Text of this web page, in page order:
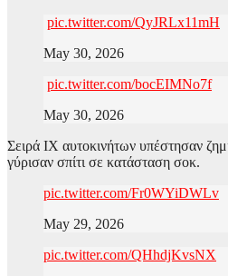
pic.twitter.com/QyJRLx11mH
May 30, 2026
pic.twitter.com/bocEIMNo7f
May 30, 2026
Σειρά ΙΧ αυτοκινήτων υπέστησαν
γύρισαν σπίτι σε κατάσταση σοκ.
pic.twitter.com/Fr0WYiDWLv
May 29, 2026
pic.twitter.com/QHhdjKvsNX